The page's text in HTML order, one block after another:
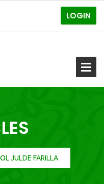
LOGIN
JULDE FARILLA